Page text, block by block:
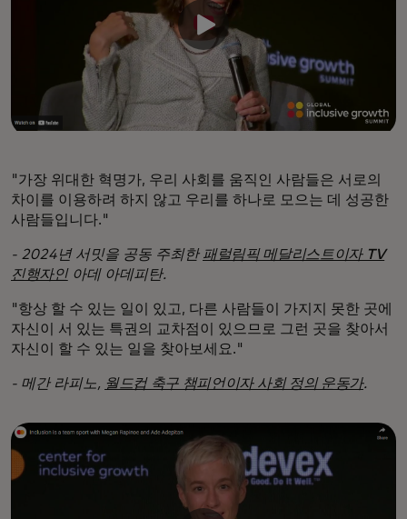
"가장 위대한 혁명가, 우리 사회를 움직인 사람들은 서로의
차이를 이용하려 하지 않고 우리를 하나로 모으는 데 성공한
사람들입니다."
- 2024년 서밋을 공동 주최한 패럴림픽 메달리스트이자 TV
진행자인아데 아데피탄.
"항상 할 수 있는 일이 있고, 다른 사람들이 가지지 못한 곳에
자신이 서 있는 특권의 교차점이 있으므로 그런 곳을 찾아서
자신이 할 수 있는 일을 찾아보세요."
- 메간 라피노, 월드컵 축구 챔피언이자 사회 정의 운동가.